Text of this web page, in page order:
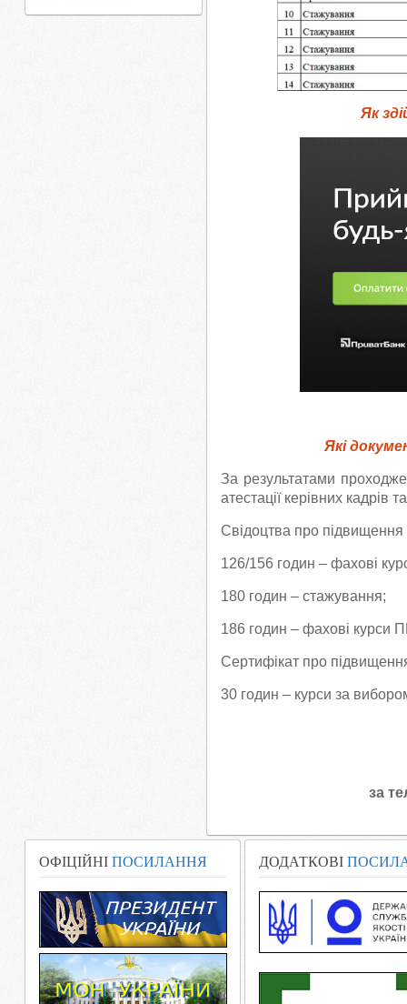
Як
Які
За результатами
атестації керівних кадрів
Свідоцтва про підвищення
126/156 годин – фахові
180 годин – стажування;
186 годин – фахові курси
Сертифікат про підвищення
30 годин – курси за
за
ОФІЦІЙНІ ПОСИЛАННЯ ДОДАТКОВІ